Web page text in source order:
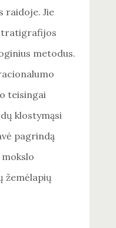
raidoje. Jie
metodus.
teisingai
klostymąsi
pagrindą
žemėlapių